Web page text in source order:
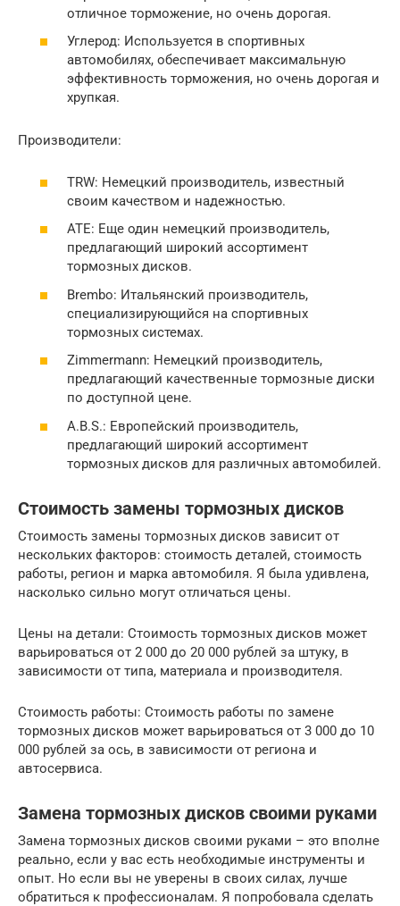
отличное торможение, но очень дорогая.
Углерод: Используется в спортивных
автомобилях, обеспечивает максимальную
эффективность торможения, но очень дорогая и
хрупкая.
Производители:
TRW: Немецкий производитель, известный
своим качеством и надежностью.
ATE: Еще один немецкий производитель,
предлагающий широкий ассортимент
тормозных дисков.
Brembo: Итальянский производитель,
специализирующийся на спортивных
тормозных системах.
Zimmermann: Немецкий производитель,
предлагающий качественные тормозные диски
по доступной цене.
A.B.S.: Европейский производитель,
предлагающий широкий ассортимент
тормозных дисков для различных автомобилей.
Стоимость замены тормозных дисков
Стоимость замены тормозных дисков зависит от
нескольких факторов: стоимость деталей, стоимость
работы, регион и марка автомобиля. Я была удивлена,
насколько сильно могут отличаться цены.
Цены на детали: Стоимость тормозных дисков может
варьироваться от 2 000 до 20 000 рублей за штуку, в
зависимости от типа, материала и производителя.
Стоимость работы: Стоимость работы по замене
тормозных дисков может варьироваться от 3 000 до 10
000 рублей за ось, в зависимости от региона и
автосервиса.
Замена тормозных дисков своими руками
Замена тормозных дисков своими руками – это вполне
реально, если у вас есть необходимые инструменты и
опыт. Но если вы не уверены в своих силах, лучше
обратиться к профессионалам. Я попробовала сделать